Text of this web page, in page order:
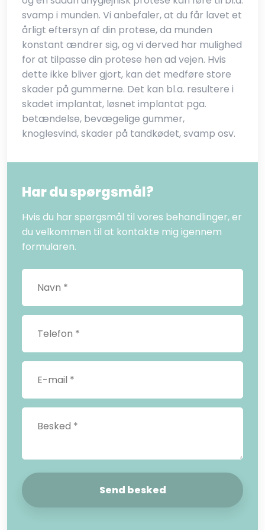
svamp i munden. Vi anbefaler, at du får lavet et
årligt eftersyn af din protese, da munden
konstant ændrer sig, og vi derved har mulighed
for at tilpasse din protese hen ad vejen. Hvis
dette ikke bliver gjort, kan det medføre store
skader på gummerne. Det kan bl.a. resultere i
skadet implantat, løsnet implantat pga.
betændelse, bevægelige gummer,
knoglesvind, skader på tandkødet, svamp osv.
Har du spørgsmål?
Hvis du har spørgsmål til vores behandlinger, er
du velkommen til at kontakte mig igennem
formularen.